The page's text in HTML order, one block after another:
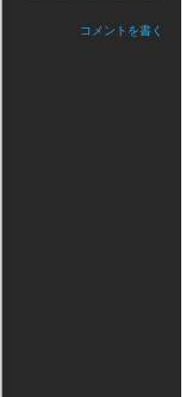
コメントを書く